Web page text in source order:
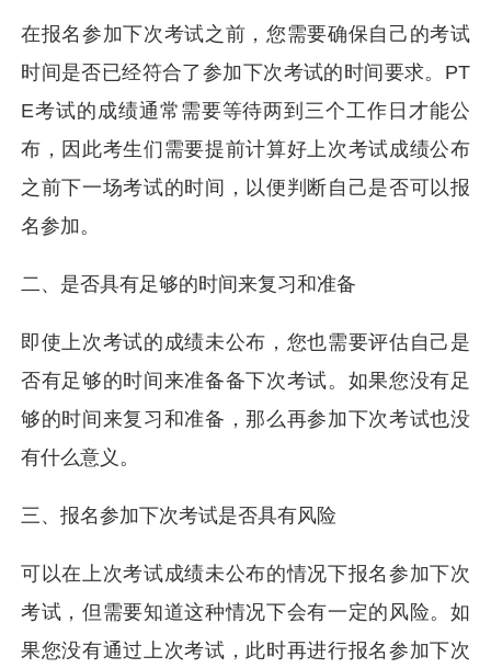
在报名参加下次考试之前，您需要确保自己的考试
时间是否已经符合了参加下次考试的时间要求。PT
E考试的成绩通常需要等待两到三个工作日才能公
布，因此考生们需要提前计算好上次考试成绩公布
之前下一场考试的时间，以便判断自己是否可以报
名参加。
二、是否具有足够的时间来复习和准备
即使上次考试的成绩未公布，您也需要评估自己是
否有足够的时间来准备备下次考试。如果您没有足
够的时间来复习和准备，那么再参加下次考试也没
有什么意义。
三、报名参加下次考试是否具有风险
可以在上次考试成绩未公布的情况下报名参加下次
考试，但需要知道这种情况下会有一定的风险。如
果您没有通过上次考试，此时再进行报名参加下次